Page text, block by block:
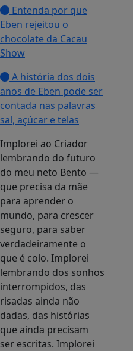
Entenda por que
Eben rejeitou o
chocolate da Cacau
Show
A história dos dois
anos de Eben pode ser
contada nas palavras
sal, açúcar e telas
Implorei ao Criador
lembrando do futuro
do meu neto Bento —
que precisa da mãe
para aprender o
mundo, para crescer
seguro, para saber
verdadeiramente o
que é colo. Implorei
lembrando dos sonhos
interrompidos, das
risadas ainda não
dadas, das histórias
que ainda precisam
ser escritas. Implorei